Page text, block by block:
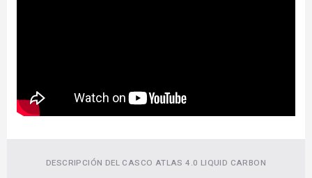
DESCRIPCIÓN DEL CASCO ATLAS 4.0 LIQUID CARBON